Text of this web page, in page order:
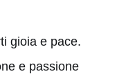
gioia e pace.
e passione